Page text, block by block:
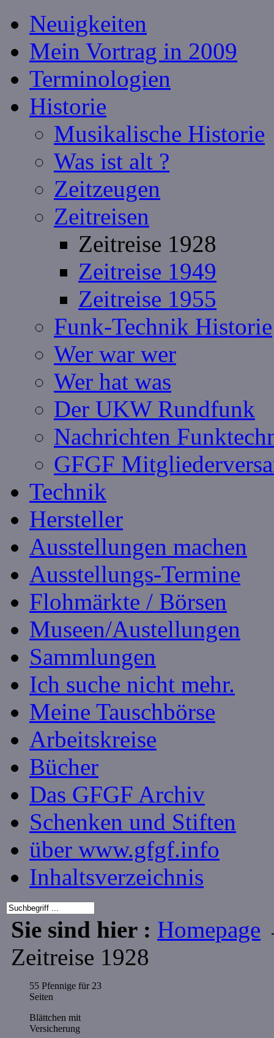
Neuigkeiten
Mein Vortrag in 2009
Terminologien
Historie
Musikalische Historie
Was ist alt ?
Zeitzeugen
Zeitreisen
Zeitreise 1928
Zeitreise 1949
Zeitreise 1955
Funk-Technik Historie
Wer war wer
Wer hat was
Der UKW Rundfunk
Nachrichten
GFGF
Technik
Hersteller
Ausstellungen machen
Ausstellungs-Termine
Flohmärkte / Börsen
Museen/Austellungen
Sammlungen
Ich suche nicht mehr.
Meine Tauschbörse
Arbeitskreise
Bücher
Das GFGF Archiv
Schenken und Stiften
über www.gfgf.info
Inhaltsverzeichnis
Sie sind hier : Homepage
Zeitreise 1928
55 Pfennige für 23
Seiten
Blättchen mit
Versicherung